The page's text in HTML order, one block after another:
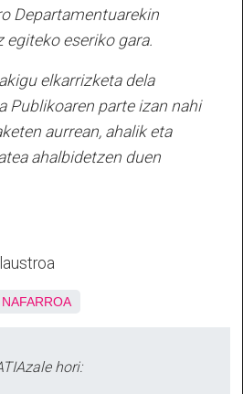
Departamentuarekin
eseriko gara.
elkarrizketa dela
Publikoaren parte izan nahi
aurrean, ahalik eta
ahalbidetzen duen
NAFARROA
hori: